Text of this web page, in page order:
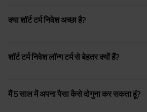
क्या शॉर्ट टर्म निवेश अच्छा है?
शॉर्ट टर्म निवेश लॉन्ग टर्म से बेहतर क्यों हैं?
मैं 5 साल में अपना पैसा कैसे दोगुना कर सकता हूं?